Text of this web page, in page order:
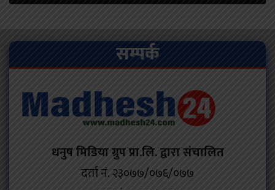
सम्पर्क
धनुष मिडिया ग्रुप प्रा.लि. द्वारा संचालित
दर्ता नं. २३०७७/०७६/०७७